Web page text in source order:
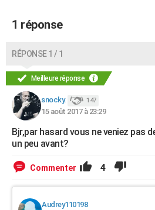
FORUM
Bricolage
Lifestyle
Culture
Sport
Auto
Television
Voyage
Cinema
1 réponse
RÉPONSE 1 / 1
Meilleure réponse
snocky. 147
15 août 2017 à 23:29
Bjr,par hasard vous ne veniez pas
un peu avant?
Commenter 4
Audrey110198